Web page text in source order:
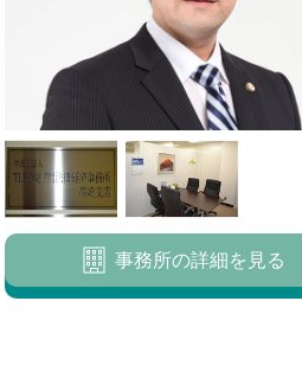
事務所の詳細を見る